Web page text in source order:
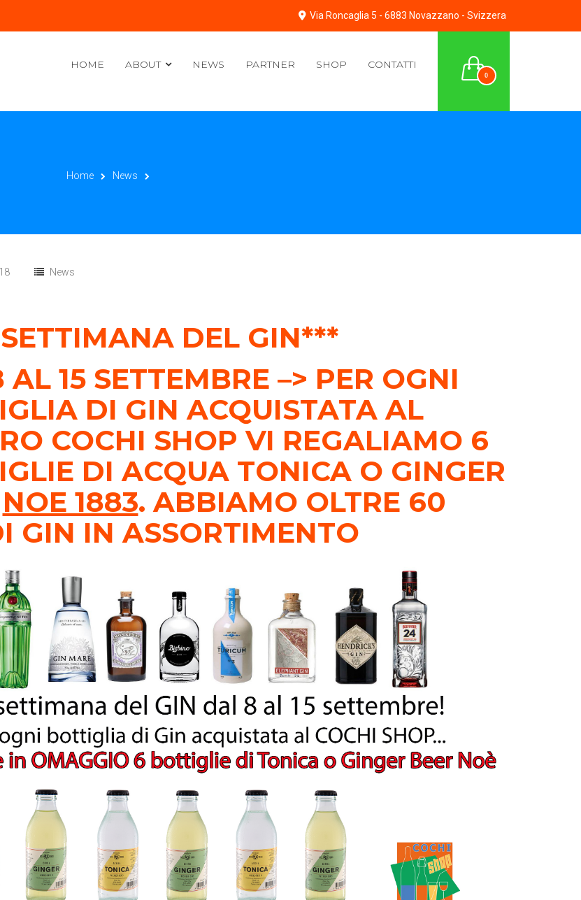
Via Roncaglia 5 - 6883 Novazzano - Svizzera
0
HOME ABOUT NEWS PARTNER SHOP CONTATTI
Home News
News
DEL GIN***
15 SETTEMBRE –> PER OGNI
DI GIN ACQUISTATA AL
COCHI SHOP VI REGALIAMO 6
DI ACQUA TONICA O GINGER
NOE 1883. ABBIAMO OLTRE 60
GIN IN ASSORTIMENTO